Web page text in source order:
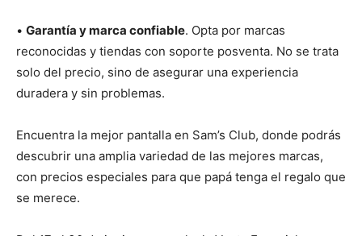
• Garantía y marca confiable. Opta por marcas
reconocidas y tiendas con soporte posventa. No se trata
solo del precio, sino de asegurar una experiencia
duradera y sin problemas.
Encuentra la mejor pantalla en Sam’s Club, donde podrás
descubrir una amplia variedad de las mejores marcas,
con precios especiales para que papá tenga el regalo que
se merece.